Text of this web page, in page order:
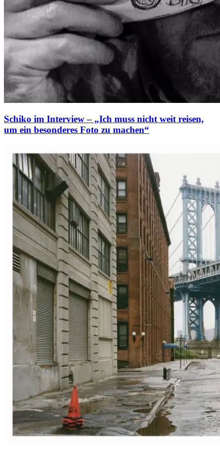
Schiko im Interview – „Ich muss nicht weit reisen,
um ein besonderes Foto zu machen“